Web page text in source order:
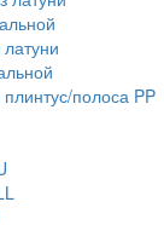
полоса PP